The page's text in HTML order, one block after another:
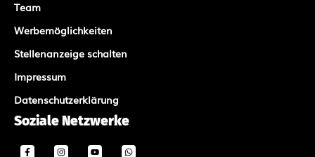
Team
Werbemöglichkeiten
Stellenanzeige schalten
Impressum
Datenschutzerklärung
Soziale Netzwerke